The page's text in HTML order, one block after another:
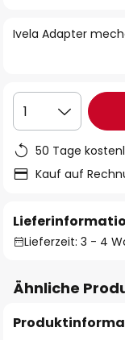
springen
Ivela Adapter
1
50 Tage
Kauf auf
Lieferzeit: 3 - 4
Ähnliche